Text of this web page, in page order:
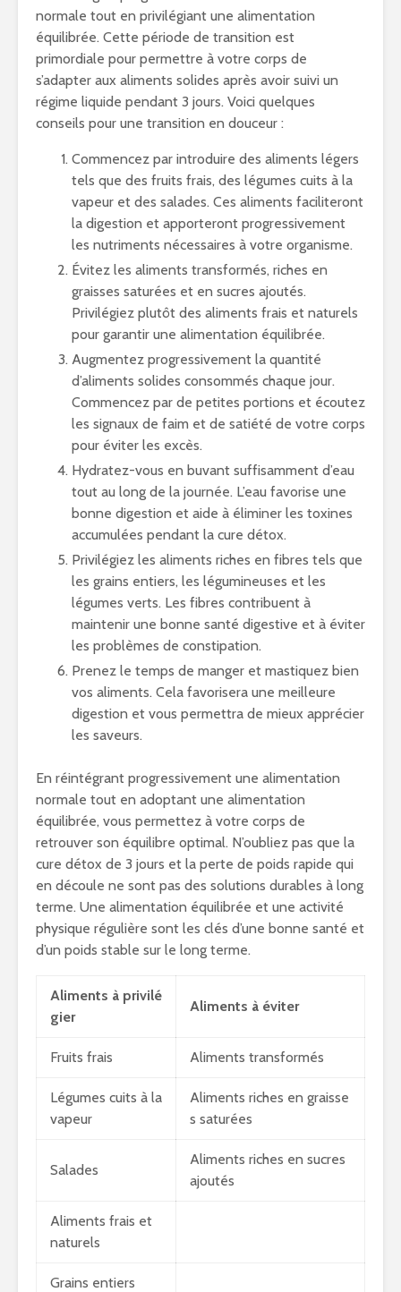
normale tout en privilégiant une alimentation
équilibrée. Cette période de transition est
primordiale pour permettre à votre corps de
s’adapter aux aliments solides après avoir suivi un
régime liquide pendant 3 jours. Voici quelques
conseils pour une transition en douceur :
Commencez par introduire des aliments légers
tels que des fruits frais, des légumes cuits à la
vapeur et des salades. Ces aliments faciliteront
la digestion et apporteront progressivement
les nutriments nécessaires à votre organisme.
Évitez les aliments transformés, riches en
graisses saturées et en sucres ajoutés.
Privilégiez plutôt des aliments frais et naturels
pour garantir une alimentation équilibrée.
Augmentez progressivement la quantité
d’aliments solides consommés chaque jour.
Commencez par de petites portions et écoutez
les signaux de faim et de satiété de votre corps
pour éviter les excès.
Hydratez-vous en buvant suffisamment d’eau
tout au long de la journée. L’eau favorise une
bonne digestion et aide à éliminer les toxines
accumulées pendant la cure détox.
Privilégiez les aliments riches en fibres tels que
les grains entiers, les légumineuses et les
légumes verts. Les fibres contribuent à
maintenir une bonne santé digestive et à éviter
les problèmes de constipation.
Prenez le temps de manger et mastiquez bien
vos aliments. Cela favorisera une meilleure
digestion et vous permettra de mieux apprécier
les saveurs.
En réintégrant progressivement une alimentation
normale tout en adoptant une alimentation
équilibrée, vous permettez à votre corps de
retrouver son équilibre optimal. N’oubliez pas que la
cure détox de 3 jours et la perte de poids rapide qui
en découle ne sont pas des solutions durables à long
terme. Une alimentation équilibrée et une activité
physique régulière sont les clés d’une bonne santé et
d’un poids stable sur le long terme.
Aliments à privilé
gier
Aliments à éviter
Fruits frais Aliments transformés
Légumes cuits à la
vapeur
Aliments riches en graisse
s saturées
Salades
Aliments riches en sucres
ajoutés
Aliments frais et
naturels
Grains entiers